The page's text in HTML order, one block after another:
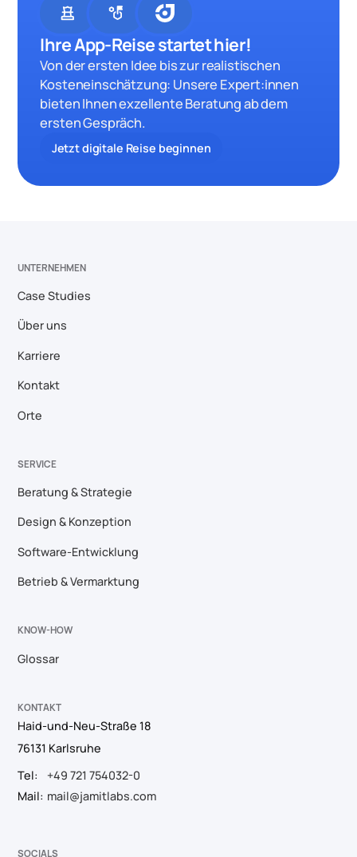
chess strategy
Ihre App-Reise startet hier!
Von der ersten Idee bis zur realistischen
Kosteneinschätzung: Unsere Expert:innen
bieten Ihnen exzellente Beratung ab dem
ersten Gespräch.
Jetzt digitale Reise beginnen
UNTERNEHMEN
Case Studies
Über uns
Karriere
Kontakt
Orte
SERVICE
Beratung & Strategie
Design & Konzeption
Software-Entwicklung
Betrieb & Vermarktung
KNOW-HOW
Glossar
KONTAKT
Haid-und-Neu-Straße 18
76131 Karlsruhe
Tel:
+49 721 754032-0
Mail: mail@jamitlabs.com
SOCIALS